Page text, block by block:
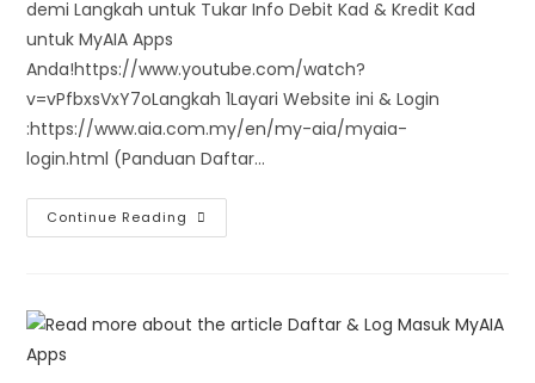
demi Langkah untuk Tukar Info Debit Kad & Kredit Kad
untuk MyAIA Apps
Anda!https://www.youtube.com/watch?
v=vPfbxsVxY7oLangkah 1Layari Website ini & Login
:https://www.aia.com.my/en/my-aia/myaia-
login.html (Panduan Daftar…
Continue Reading